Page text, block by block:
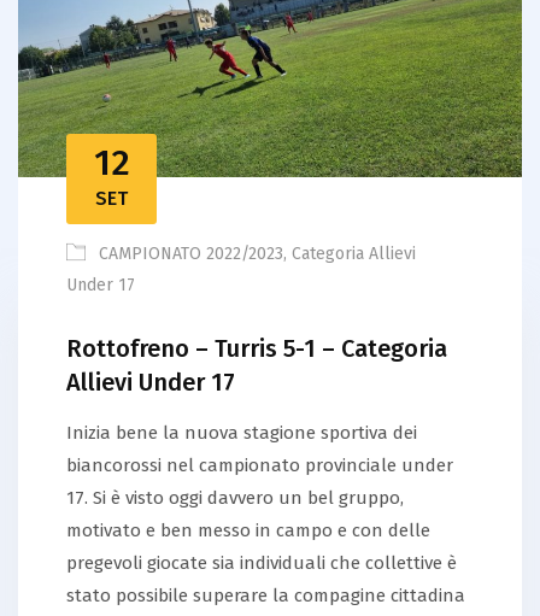
12
SET
CAMPIONATO 2022/2023, Categoria Allievi
Under 17
Rottofreno – Turris 5-1 – Categoria
Allievi Under 17
Inizia bene la nuova stagione sportiva dei
biancorossi nel campionato provinciale under
17. Si è visto oggi davvero un bel gruppo,
motivato e ben messo in campo e con delle
pregevoli giocate sia individuali che collettive è
stato possibile superare la compagine cittadina